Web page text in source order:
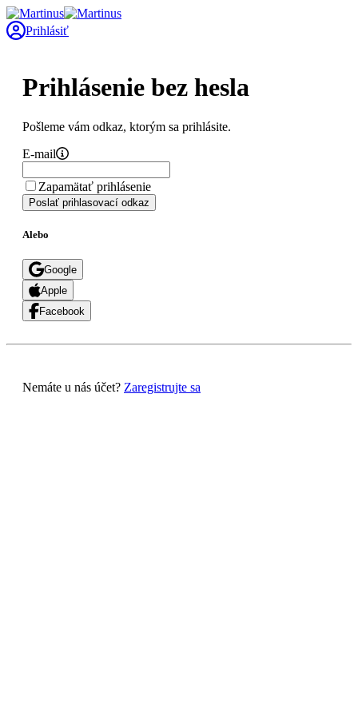
Prihlásiť
Prihlásenie bez hesla
Pošleme vám odkaz, ktorým sa prihlásite.
E-mail
Zapamätať prihlásenie
Poslať prihlasovací odkaz
Alebo
Google
Apple
Facebook
Nemáte u nás účet? Zaregistrujte sa